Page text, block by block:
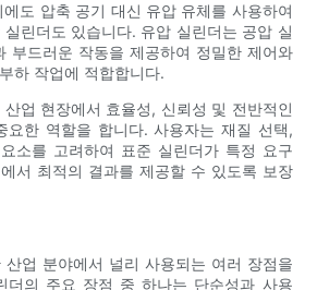
도 압축 공기 대신 유압 유체를 사용하여
린더도 있습니다. 유압 실린더는 공압 실
부드러운 작동을 제공하여 정밀한 제어와
하 작업에 적합합니다.
업 현장에서 효율성, 신뢰성 및 전반적인
요한 역할을 합니다. 사용자는 재질 선택,
소를 고려하여 표준 실린더가 특정 요구
서 최적의 결과를 제공할 수 있도록 보장
산업 분야에서 널리 사용되는 여러 장점을
더의 주요 장점 중 하나는 단순성과 사용